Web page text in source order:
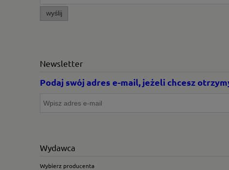
wyślij
Newsletter
Podaj swój adres e-mail, jeżeli chcesz
Wydawca
Wybierz producenta